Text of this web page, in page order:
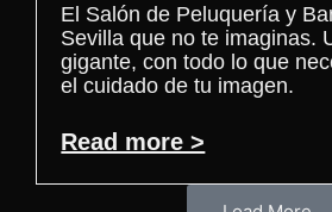
El Salón de Peluquería y
Sevilla que no te imaginas.
gigante, con todo lo que
el cuidado de tu imagen.
Read more >